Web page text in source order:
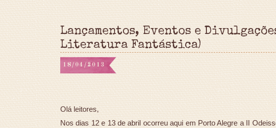
Lançamentos, Eventos e
Literatura Fantástica)
18/04/2013
Olá leitores,
Nos dias 12 e 13 de abril ocorreu aqui em Porto Alegre a II